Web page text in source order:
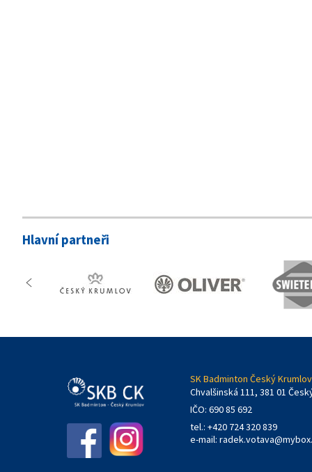
Hlavní partneři
SK Badminton Český
Chvalšinská 111, 381 01
IČO: 690 85 692
tel.: +420 724 320 839
e-mail: